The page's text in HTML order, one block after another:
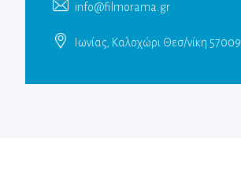
info@filmorama.gr
Ιωνίας, Καλοχώρι Θεσ/νίκη 57009